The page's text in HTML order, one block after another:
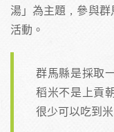
湯」為主題，參與
活動。
群馬縣是採取
稻米不是上貢
很少可以吃到